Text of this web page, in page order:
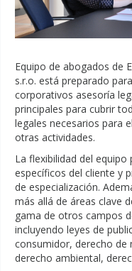
Equipo de abogados de
s.r.o. está preparado
corporativos asesoría
principales para cubrir
legales necesarios para
otras actividades.
La flexibilidad del
específicos del cliente y
de especialización.
más allá de áreas clave
gama de otros campos
incluyendo leyes de
consumidor, derecho
derecho ambiental,